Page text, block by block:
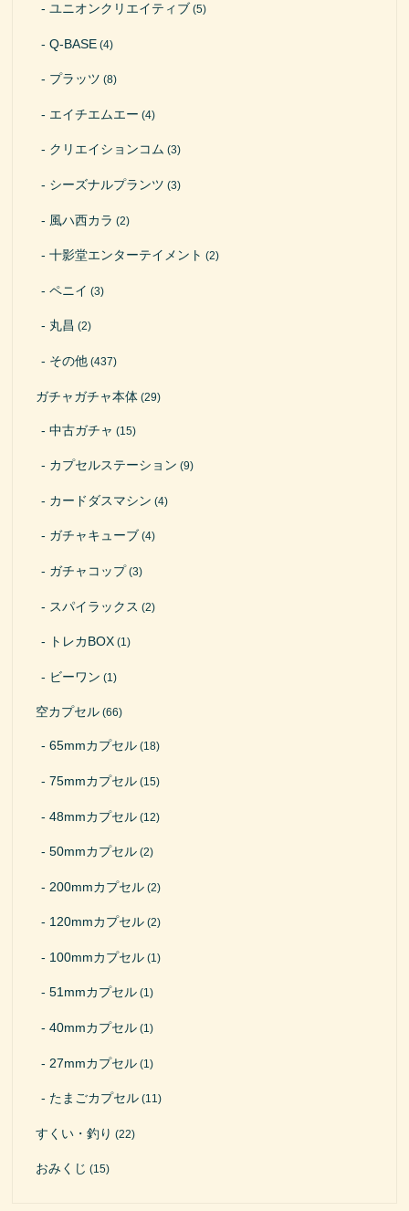
ユニオンクリエイティブ (5)
Q-BASE (4)
プラッツ (8)
エイチエムエー (4)
クリエイションコム (3)
シーズナルプランツ (3)
風ハ西カラ (2)
十影堂エンターテイメント (2)
ペニイ (3)
丸昌 (2)
その他 (437)
ガチャガチャ本体 (29)
中古ガチャ (15)
カプセルステーション (9)
カードダスマシン (4)
ガチャキューブ (4)
ガチャコップ(3)
スパイラックス (2)
トレカBOX (1)
ビーワン (1)
空カプセル (66)
65mmカプセル (18)
75mmカプセル (15)
48mmカプセル (12)
50mmカプセル (2)
200mmカプセル (2)
120mmカプセル (2)
100mmカプセル (1)
51mmカプセル (1)
40mmカプセル (1)
27mmカプセル (1)
たまごカプセル (11)
すくい・釣り (22)
おみくじ (15)